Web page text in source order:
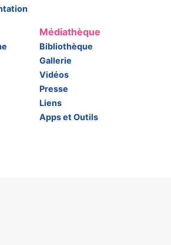
Médiathèque
Bibliothèque
Gallerie
Vidéos
Presse
Liens
Apps et Outils